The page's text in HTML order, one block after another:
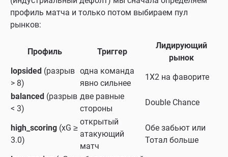
профиль матча и только потом выбираем пул
рынков:
Профиль Триггер
Лидирующий
рынок
lopsided (разрыв
> 8)
одна команда
явно сильнее
1X2 на фаворите
balanced (разрыв
< 3)
две равные
стороны
Double Chance
high_scoring (xG ≥
3.0)
открытый
атакующий
матч
Обе забьют или
Тотал больше